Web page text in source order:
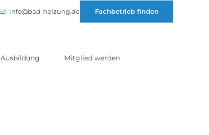
info@bad-heizung.de Fachbetrieb finden
Ausbildung Mitglied werden